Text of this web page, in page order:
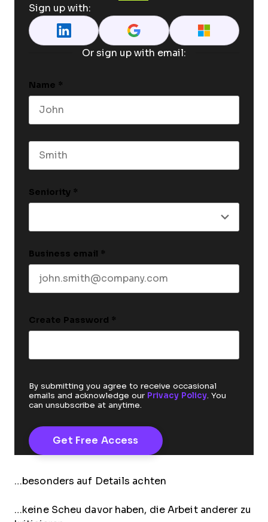
Sign up with:
Or sign up with email:
Name *
Seniority *
Business email *
Create Password *
By submitting you agree to receive occasional
emails and acknowledge our Privacy Policy. You
can unsubscribe at anytime.
…besonders auf Details achten
…keine Scheu davor haben, die Arbeit anderer zu